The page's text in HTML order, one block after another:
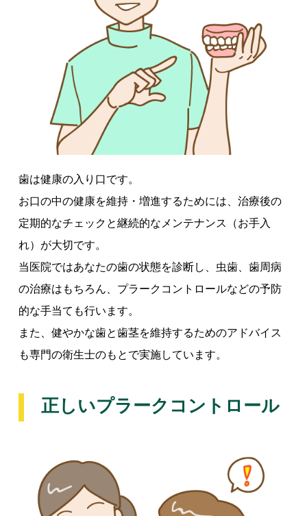
歯は健康の入り口です。
お口の中の健康を維持・増進するためには、治療後の
定期的なチェックと継続的なメンテナンス（お手入
れ）が大切です。
当医院ではあなたの歯の状態を診断し、虫歯、歯周病
の治療はもちろん、プラークコントロールなどの予防
的な手当ても行います。
また、健やかな歯と歯茎を維持するためのアドバイス
も専門の衛生士のもとで実施しています。
正しいプラークコントロール